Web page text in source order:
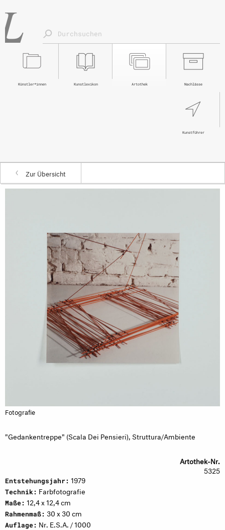
Nachlässe
Artothek
Kunstlexikon
Künstler*innen
Kunstführer
Zur Übersicht
Fotografie
"Gedankentreppe" (Scala Dei Pensieri), Struttura/Ambiente
Artothek-Nr.
5325
Entstehungsjahr: 1979
Technik: Farbfotografie
Maße: 12,4 x 12,4 cm
Rahmenmaß: 30 x 30 cm
Auflage: Nr. E.S.A. / 1000